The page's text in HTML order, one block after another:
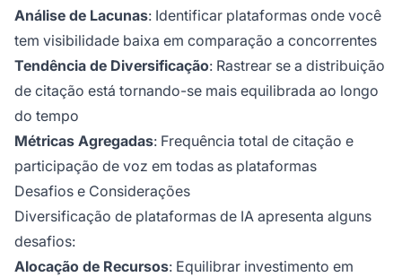
Análise de Lacunas: Identificar plataformas onde você
tem visibilidade baixa em comparação a concorrentes
Tendência de Diversificação: Rastrear se a distribuição
de citação está tornando-se mais equilibrada ao longo
do tempo
Métricas Agregadas: Frequência total de citação e
participação de voz em todas as plataformas
Desafios e Considerações
Diversificação de plataformas de IA apresenta alguns
desafios:
Alocação de Recursos: Equilibrar investimento em